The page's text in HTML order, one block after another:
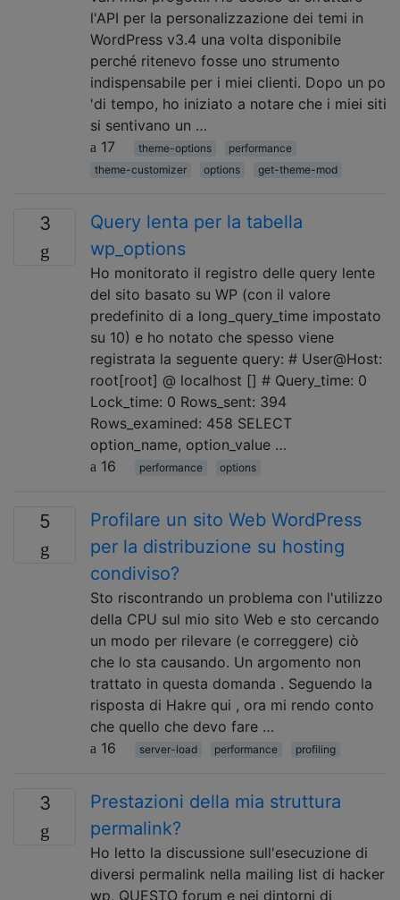
l'API per la personalizzazione dei temi in
WordPress v3.4 una volta disponibile
perché ritenevo fosse uno strumento
indispensabile per i miei clienti. Dopo un po
'di tempo, ho iniziato a notare che i miei siti
si sentivano un …
17
theme-options
performance
theme-customizer
options get-theme-mod
3
Query lenta per la tabella
wp_options
Ho monitorato il registro delle query lente
del sito basato su WP (con il valore
predefinito di a long_query_time impostato
su 10) e ho notato che spesso viene
registrata la seguente query: # User@Host:
root[root] @ localhost [] # Query_time: 0
Lock_time: 0 Rows_sent: 394
Rows_examined: 458 SELECT
option_name, option_value …
16
performance options
5
Profilare un sito Web WordPress
per la distribuzione su hosting
condiviso?
Sto riscontrando un problema con l'utilizzo
della CPU sul mio sito Web e sto cercando
un modo per rilevare (e correggere) ciò
che lo sta causando. Un argomento non
trattato in questa domanda . Seguendo la
risposta di Hakre qui , ora mi rendo conto
che quello che devo fare …
16
server-load performance profiling
3
Prestazioni della mia struttura
permalink?
Ho letto la discussione sull'esecuzione di
diversi permalink nella mailing list di hacker
wp, QUESTO forum e nei dintorni di